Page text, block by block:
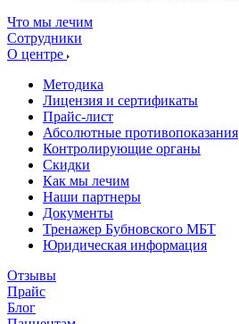
Что мы лечим
Сотрудники
О центре
Методика
Лицензия и сертификаты
Прайс-лист
Абсолютные противопоказания
Контролирующие органы
Скидки
Как мы лечим
Наши партнеры
Документы
Тренажер Бубновского МБТ
Юридическая информация
Отзывы
Прайс
Блог